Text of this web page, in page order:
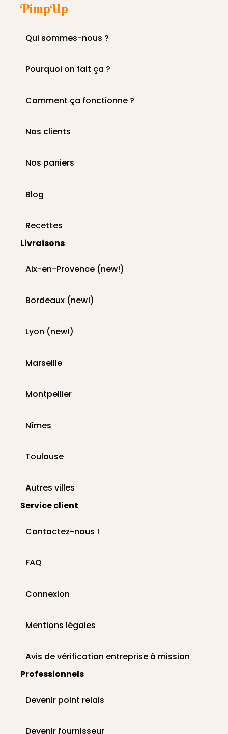
PimpUp
Qui sommes-nous ?
Pourquoi on fait ça ?
Comment ça fonctionne ?
Nos clients
Nos paniers
Blog
Recettes
Livraisons
Aix-en-Provence (new!)
Bordeaux (new!)
Lyon (new!)
Marseille
Montpellier
Nîmes
Toulouse
Autres villes
Service client
Contactez-nous !
FAQ
Connexion
Mentions légales
Avis de vérification entreprise à mission
Professionnels
Devenir point relais
Devenir fournisseur